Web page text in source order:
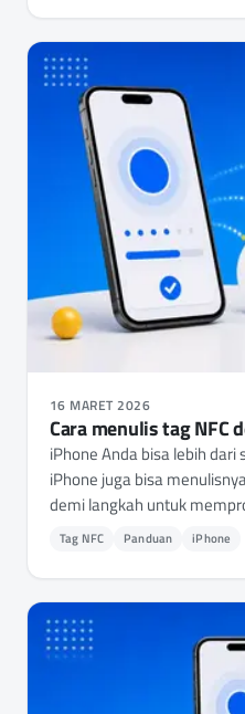
16 MARET 2026
Cara menulis tag NFC
iPhone Anda bisa lebih
iPhone juga bisa
demi langkah untuk
iPhone Anda, mulai dari
otomatisasi.
Tag NFC Panduan iPhone